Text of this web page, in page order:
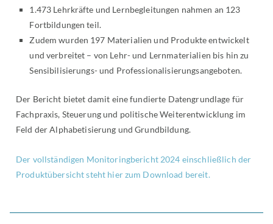
1.473 Lehrkräfte und Lernbegleitungen nahmen an 123
Fortbildungen teil.
Zudem wurden 197 Materialien und Produkte entwickelt
und verbreitet – von Lehr- und Lernmaterialien bis hin zu
Sensibilisierungs- und Professionalisierungsangeboten.
Der Bericht bietet damit eine fundierte Datengrundlage für
Fachpraxis, Steuerung und politische Weiterentwicklung im
Feld der Alphabetisierung und Grundbildung.
Der vollständigen Monitoringbericht 2024 einschließlich der
Produktübersicht steht hier zum Download bereit.